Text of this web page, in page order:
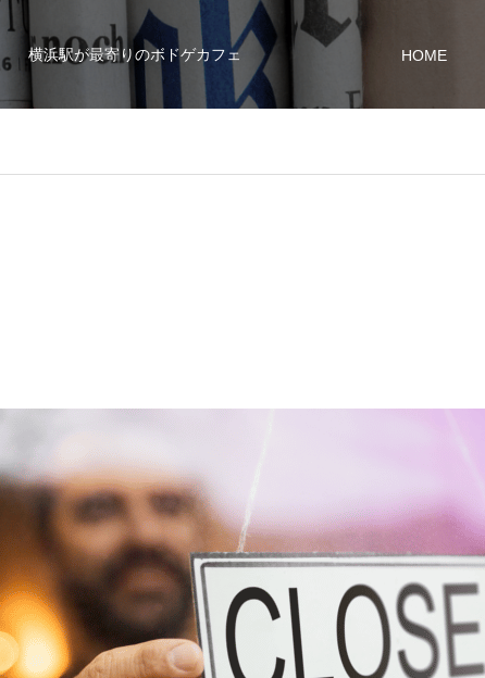
横浜駅が最寄りのボドゲカフェ HOME